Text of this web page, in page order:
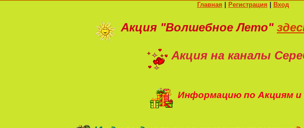
Главная
Регистрация Вход
Акция "Волшебное Лето"
Акция на каналы
Информацию по Акциям